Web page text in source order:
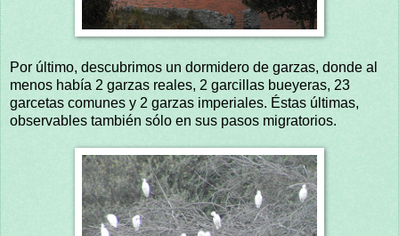
Por último, descubrimos un dormidero de garzas, donde al
menos había 2 garzas reales, 2 garcillas bueyeras, 23
garcetas comunes y 2 garzas imperiales. Éstas últimas,
observables también sólo en sus pasos migratorios.